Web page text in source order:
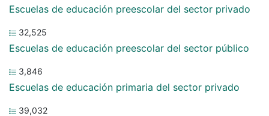
Escuelas de educación preescolar del sector privado
32,525
Escuelas de educación preescolar del sector público
3,846
Escuelas de educación primaria del sector privado
39,032